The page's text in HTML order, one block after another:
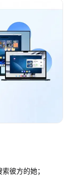
彼方的她；